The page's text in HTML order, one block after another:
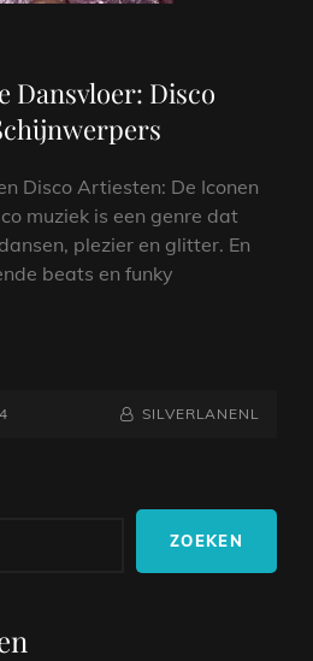
Dansvloer: Disco
Disco Artiesten: De Iconen
muziek is een genre dat
plezier en glitter. En
beats en funky
NAAMREGEL
BYLINE
SILVERLANENL
ZOEKEN